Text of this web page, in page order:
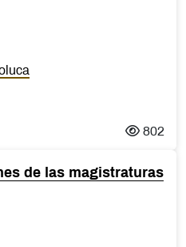
802
de las magistraturas